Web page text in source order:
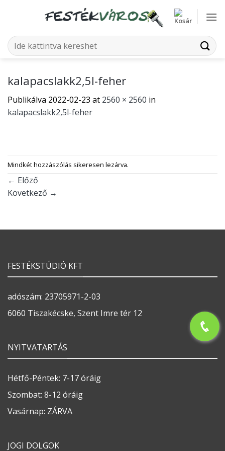
Keresés
a
kalapacslakk2,5l-feher
Publikálva 2022-02-23 at 2560 × 2560 in
kalapacslakk2,5l-feher
Mindkét hozzászólás sikeresen lezárva.
← Előző
Következő →
FESTÉKSTÚDIÓ KFT
adószám: 23705971-2-03
6060 Tiszakécske, Szent Imre tér 12
NYITVATARTÁS
Hétfő-Péntek: 7-17 óráig
Szombat: 8-12 óráig
Vasárnap: ZÁRVA
JOGI DOLGOK